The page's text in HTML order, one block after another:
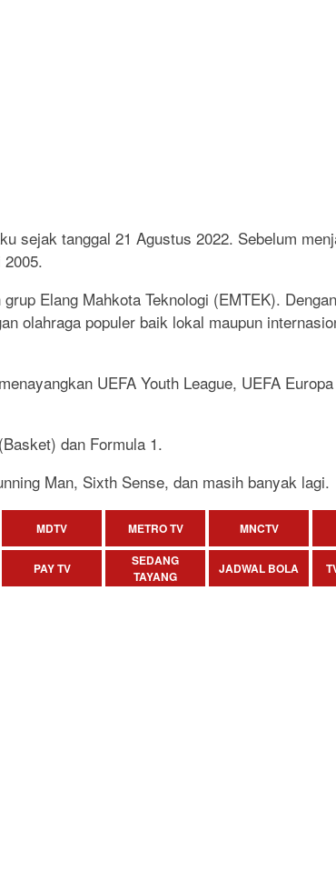
sejak tanggal 21 Agustus 2022. Sebelum
Elang Mahkota Teknologi (EMTEK).
olahraga populer baik lokal maupun
UEFA Youth League, UEFA
dan Formula 1.
Man, Sixth Sense, dan masih banyak lagi.
MDTV METRO TV MNCTV
PAY TV
SEDANG
TAYANG
JADWAL BOLA